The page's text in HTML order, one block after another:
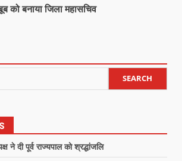
को बनाया जिला महासचिव
SEARCH
ने दी पूर्व राज्यपाल को श्रद्धांजलि